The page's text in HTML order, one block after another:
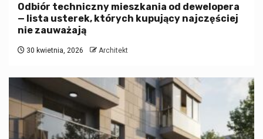
Odbiór techniczny mieszkania od dewelopera
— lista usterek, których kupujący najczęściej
nie zauważają
30 kwietnia, 2026 Architekt